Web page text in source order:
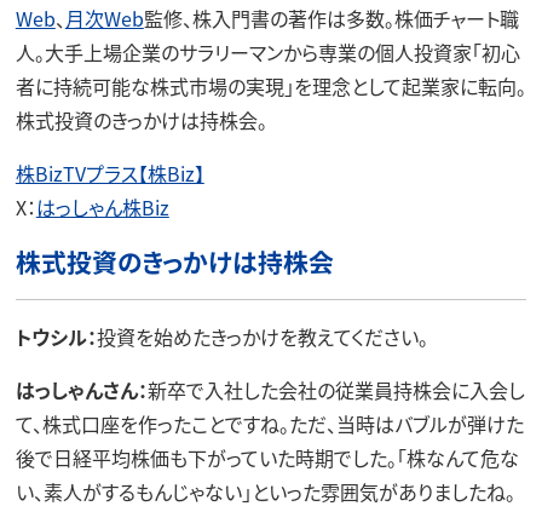
Web、月次Web監修、株入門書の著作は多数。株価チャート職
人。大手上場企業のサラリーマンから専業の個人投資家「初心
者に持続可能な株式市場の実現」を理念として起業家に転向。
株式投資のきっかけは持株会。
株BizTVプラス【株Biz】
X：はっしゃん株Biz
株式投資のきっかけは持株会
トウシル：投資を始めたきっかけを教えてください。
はっしゃんさん：新卒で入社した会社の従業員持株会に入会し
て、株式口座を作ったことですね。ただ、当時はバブルが弾けた
後で日経平均株価も下がっていた時期でした。「株なんて危な
い、素人がするもんじゃない」といった雰囲気がありましたね。